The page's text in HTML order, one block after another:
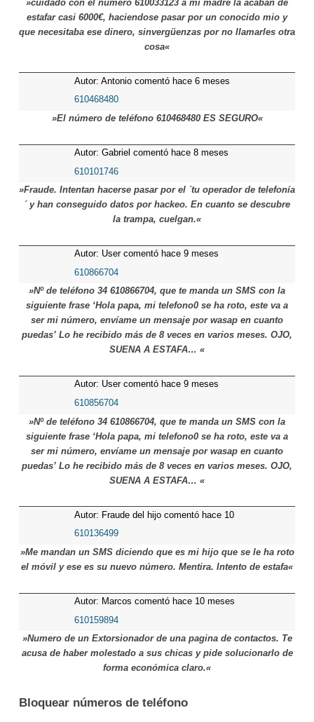
»cuidado con el numero 610033123 a mi madre la acaban de
estafar casi 6000€, haciendose pasar por un conocido mio y
que necesitaba ese dinero, sinvergüenzas por no llamarles otra
cosa«
Autor: Antonio comentó hace 6 meses
610468480
»El número de teléfono 610468480 ES SEGURO«
Autor: Gabriel comentó hace 8 meses
610101746
»Fraude. Intentan hacerse pasar por el ´tu operador de telefonía
´ y han conseguido datos por hackeo. En cuanto se descubre
la trampa, cuelgan.«
Autor: User comentó hace 9 meses
610866704
»Nº de teléfono 34 610866704, que te manda un SMS con la
siguiente frase ‘Hola papa, mi telefono0 se ha roto, este va a
ser mi número, envíame un mensaje por wasap en cuanto
puedas’ Lo he recibido más de 8 veces en varios meses. OJO,
SUENA A ESTAFA… «
Autor: User comentó hace 9 meses
610856704
»Nº de teléfono 34 610866704, que te manda un SMS con la
siguiente frase ‘Hola papa, mi telefono0 se ha roto, este va a
ser mi número, envíame un mensaje por wasap en cuanto
puedas’ Lo he recibido más de 8 veces en varios meses. OJO,
SUENA A ESTAFA… «
Autor: Fraude del hijo comentó hace 10
meses
610136499
»Me mandan un SMS diciendo que es mi hijo que se le ha roto
el móvil y ese es su nuevo número. Mentira. Intento de estafa«
Autor: Marcos comentó hace 10 meses
610159894
»Numero de un Extorsionador de una pagina de contactos. Te
acusa de haber molestado a sus chicas y pide solucionarlo de
forma económica claro.«
Bloquear números de teléfono